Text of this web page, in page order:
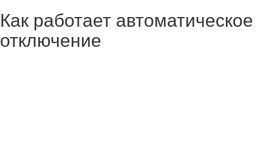
Как работает автоматическое
отключение